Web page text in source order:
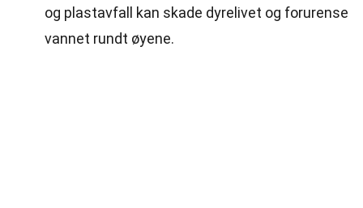
og plastavfall kan skade dyrelivet og forurense
vannet rundt øyene.